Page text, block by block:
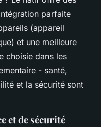
parfaite
(appareil
et une meilleure
choisie dans les
- santé,
et la sécurité sont
et de sécurité